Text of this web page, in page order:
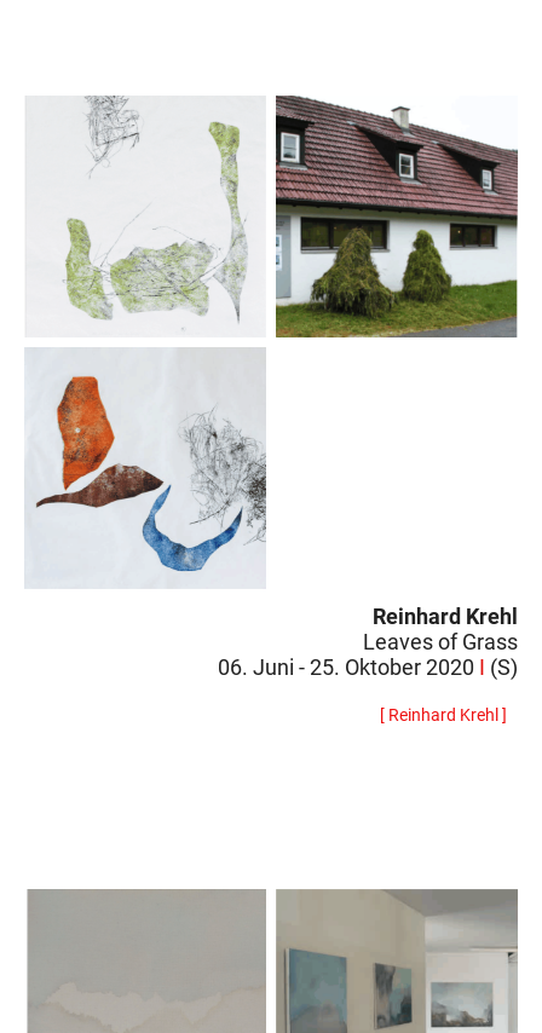
Reinhard Krehl
Leaves of Grass
06. Juni - 25. Oktober 2020 I (S)
[ Reinhard Krehl ]